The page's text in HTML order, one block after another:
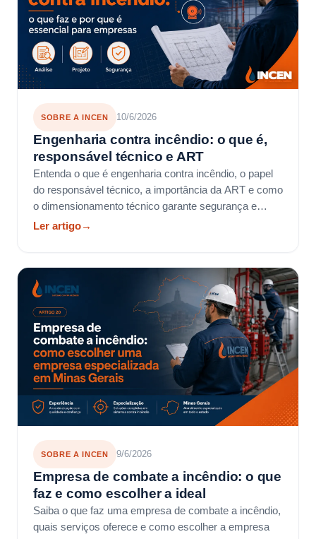
SOBRE A INCEN 10/6/2026
Engenharia contra incêndio: o que é,
responsável técnico e ART
Entenda o que é engenharia contra incêndio, o papel
do responsável técnico, a importância da ART e como
o dimensionamento técnico garante segurança e
AVCB.
Ler artigo→
SOBRE A INCEN 9/6/2026
Empresa de combate a incêndio: o que
faz e como escolher a ideal
Saiba o que faz uma empresa de combate a incêndio,
quais serviços oferece e como escolher a empresa